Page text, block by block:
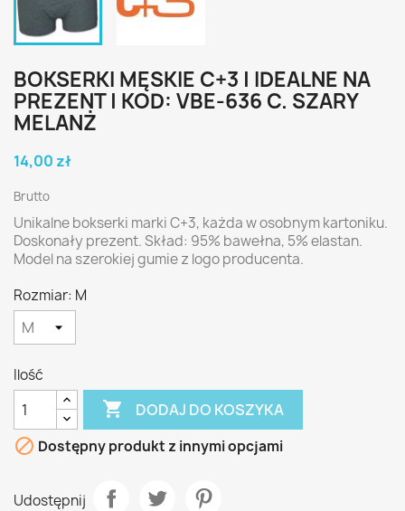
BOKSERKI MĘSKIE C+3 | IDEALNE NA
PREZENT | KOD: VBE-636 C. SZARY
MELANŻ
14,00 zł
Brutto
Unikalne bokserki marki C+3, każda w osobnym kartoniku.
Doskonały prezent. Skład: 95% bawełna, 5% elastan.
Model na szerokiej gumie z logo producenta.
Rozmiar: M
Ilość
 DODAJ DO KOSZYKA
 Dostępny produkt z innymi opcjami
Udostępnij